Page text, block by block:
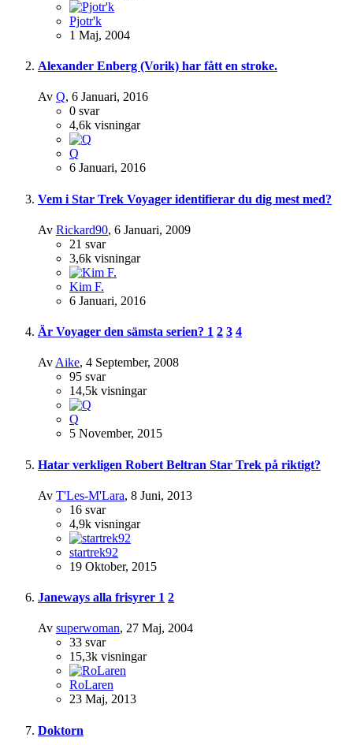
Pjotr'k
1 Maj, 2004
Alexander Enberg (Vorik) har fått en stroke.
Av Q, 6 Januari, 2016
0 svar
4,6k visningar
Q
6 Januari, 2016
Vem i Star Trek Voyager identifierar du dig mest med?
Av Rickard90, 6 Januari, 2009
21 svar
3,6k visningar
Kim F.
6 Januari, 2016
Är Voyager den sämsta serien? 1 2 3 4
Av Aike, 4 September, 2008
95 svar
14,5k visningar
Q
5 November, 2015
Hatar verkligen Robert Beltran Star Trek på riktigt?
Av T'Les-M'Lara, 8 Juni, 2013
16 svar
4,9k visningar
startrek92
19 Oktober, 2015
Janeways alla frisyrer 1 2
Av superwoman, 27 Maj, 2004
33 svar
15,3k visningar
RoLaren
23 Maj, 2013
Doktorn